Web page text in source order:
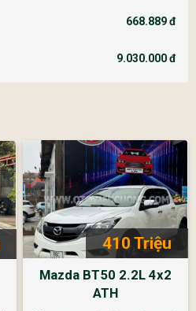
668.889 đ
9.030.000 đ
410 Triệu
Mazda BT50 2.2L 4x2
ATH